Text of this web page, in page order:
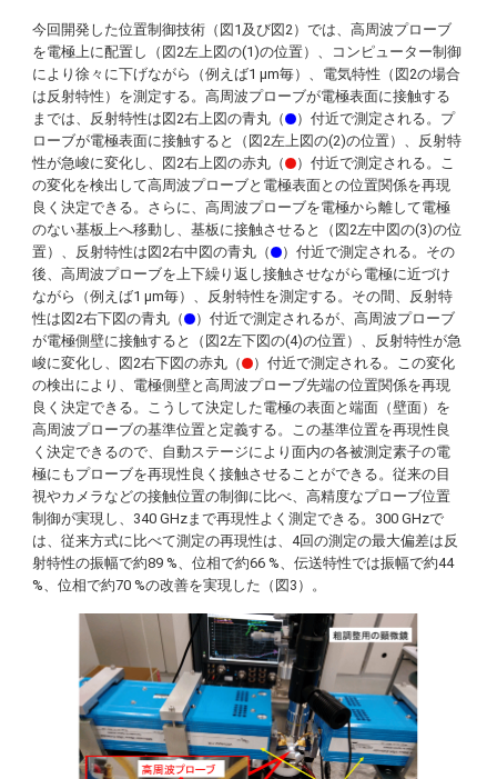
今回開発した位置制御技術（図1及び図2）では、高周波プローブ
を電極上に配置し（図2左上図の(1)の位置）、コンピューター制御
により徐々に下げながら（例えば1 μm毎）、電気特性（図2の場合
は反射特性）を測定する。高周波プローブが電極表面に接触する
までは、反射特性は図2右上図の青丸（
）付近で測定される。プ
ローブが電極表面に接触すると（図2左上図の(2)の位置）、反射特
性が急峻に変化し、図2右上図の赤丸（
）付近で測定される。こ
の変化を検出して高周波プローブと電極表面との位置関係を再現
良く決定できる。さらに、高周波プローブを電極から離して電極
のない基板上へ移動し、基板に接触させると（図2左中図の(3)の位
置）、反射特性は図2右中図の青丸（
）付近で測定される。その
後、高周波プローブを上下繰り返し接触させながら電極に近づけ
ながら（例えば1 μm毎）、反射特性を測定する。その間、反射特
性は図2右下図の青丸（
）付近で測定されるが、高周波プローブ
が電極側壁に接触すると（図2左下図の(4)の位置）、反射特性が急
峻に変化し、図2右下図の赤丸（
）付近で測定される。この変化
の検出により、電極側壁と高周波プローブ先端の位置関係を再現
良く決定できる。こうして決定した電極の表面と端面（壁面）を
高周波プローブの基準位置と定義する。この基準位置を再現性良
く決定できるので、自動ステージにより面内の各被測定素子の電
極にもプローブを再現性良く接触させることができる。従来の目
視やカメラなどの接触位置の制御に比べ、高精度なプローブ位置
制御が実現し、340 GHzまで再現性よく測定できる。300 GHzで
は、従来方式に比べて測定の再現性は、4回の測定の最大偏差は反
射特性の振幅で約89 %、位相で約66 %、伝送特性では振幅で約44
%、位相で約70 %の改善を実現した（図3）。